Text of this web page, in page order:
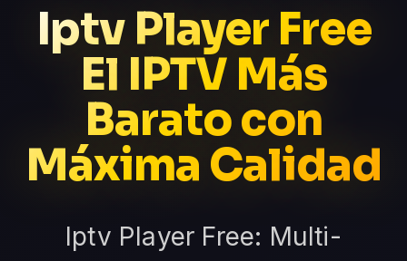
Iptv Player Free
El IPTV Más
Barato con
Máxima Calidad
Iptv Player Free: Multi-